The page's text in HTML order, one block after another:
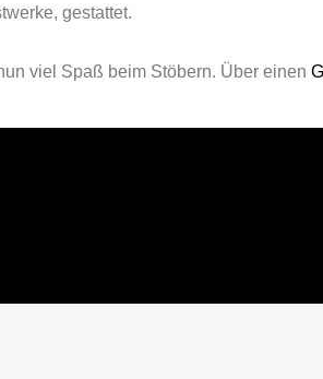
gestattet.
viel Spaß beim Stöbern. Über einen